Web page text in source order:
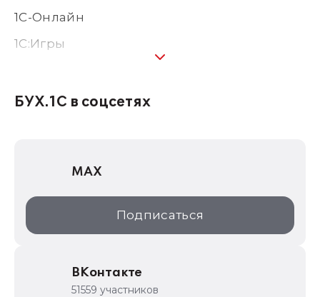
1С-Онлайн
1C:Игры
1С:Консалтинг
1С:Дистрибьюция
1С:Образование
ИТС.1C.ru
БУХ.1С в соцсетях
MAX
Подписаться
ВКонтакте
51559 участников